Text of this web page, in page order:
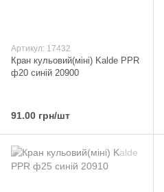
Артикул: 17432
Кран кульовий(міні) Kalde PPR
ф20 синій 20900
91.00 грн/шт